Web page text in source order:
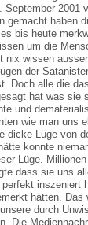
haben
bis heute
um die
nix wissen
der
Doch alle die
hat was
und
wie man uns
dicke Lüge von
konnte
Lüge.
dass sie uns
hätten.
durch
Die